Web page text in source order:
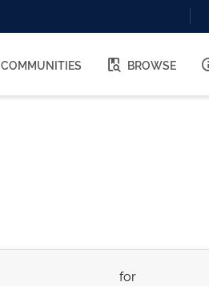
COMMUNITIES BROWSE
for